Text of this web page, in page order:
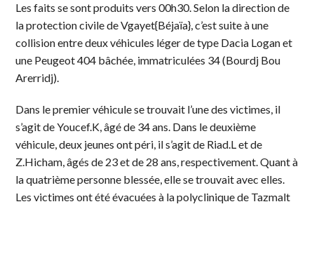
Les faits se sont produits vers 00h30. Selon la direction de
la protection civile de Vgayet{Béjaïa}, c’est suite à une
collision entre deux véhicules léger de type Dacia Logan et
une Peugeot 404 bâchée, immatriculées 34 (Bourdj Bou
Arerridj).
Dans le premier véhicule se trouvait l’une des victimes, il
s’agit de Youcef.K, âgé de 34 ans. Dans le deuxième
véhicule, deux jeunes ont péri, il s’agit de Riad.L et de
Z.Hicham, âgés de 23 et de 28 ans, respectivement. Quant à
la quatrième personne blessée, elle se trouvait avec elles.
Les victimes ont été évacuées à la polyclinique de Tazmalt